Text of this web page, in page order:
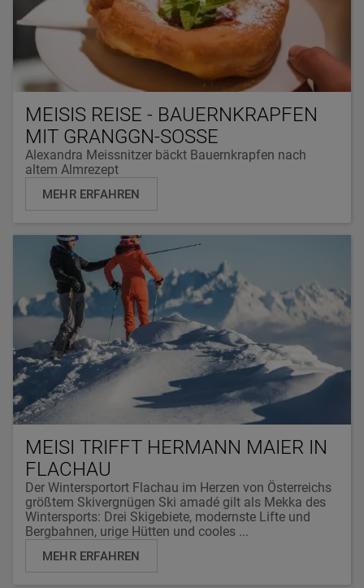
MEISIS REISE - BAUERNKRAPFEN
MIT GRANGGN-SOSSE
Alexandra Meissnitzer bäckt Bauernkrapfen nach
altem Almrezept
MEHR ERFAHREN
MEISI TRIFFT HERMANN MAIER IN
FLACHAU
Der Wintersportort Flachau im Herzen von Österreichs
größtem Skivergnügen Ski amadé gilt als Mekka des
Wintersports: Drei Skigebiete, modernste Lifte und
Bergbahnen, urige Hütten und cooles ...
MEHR ERFAHREN